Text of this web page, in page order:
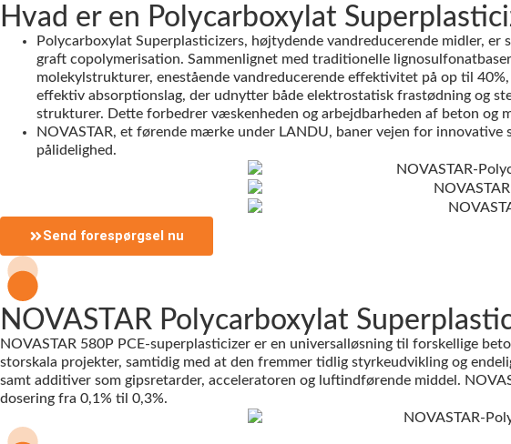
Hvad er en Polycarboxylat
Polycarboxylat Superplasticizers, højtydende vandreducerende midler,
graft copolymerisation. Sammenlignet med traditionelle
molekylstrukturer, enestående vandreducerende effektivitet på op til
effektiv absorptionslag, der udnytter både elektrostatisk frastødning og
strukturer. Dette forbedrer væskenheden og arbejdbarheden af beton og
NOVASTAR, et førende mærke under LANDU, baner vejen for
pålidelighed.
Send forespørgsel nu
NOVASTAR Polycarboxylat
NOVASTAR 580P PCE-superplasticizer er en universalløsning til forskellige
storskala projekter, samtidig med at den fremmer tidlig styrkeudvikling og
samt additiver som gipsretarder, acceleratoren og luftindførende middel.
dosering fra 0,1% til 0,3%.